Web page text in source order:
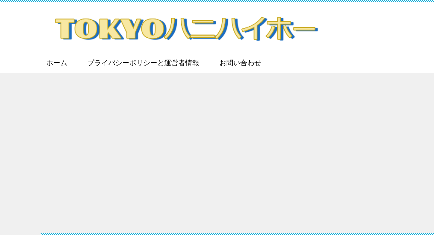
ホーム プライバシーポリシーと運営者情報 お問い合わせ